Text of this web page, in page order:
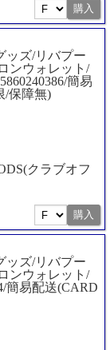
ッズ/リバプー
ンウォレット/
簡易
/保障無)
クラブオフ
ッズ/リバプー
ンウォレット/
簡易配送(CARD